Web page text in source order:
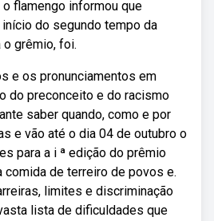
flamengo informou que
do segundo tempo da
o grêmio, foi.
e os pronunciamentos em
do preconceito e do racismo
saber quando, como e por
e vão até o dia 04 de outubro o
para a i ª edição do prêmio
de terreiro de povos e.
limites e discriminação
lista de dificuldades que